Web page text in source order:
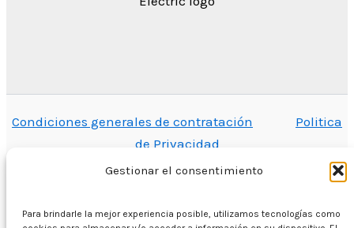
Gestionar el consentimiento
Para brindarle la mejor experiencia posible, utilizamos tecnologías como
Condiciones generales de contratación
Politica
de Privacidad